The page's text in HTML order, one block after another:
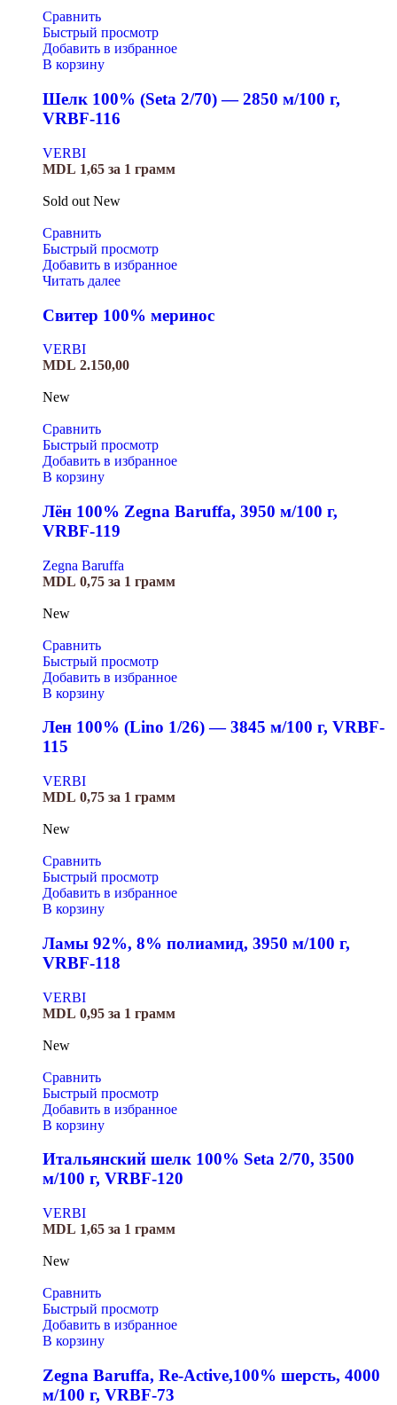
Сравнить
Быстрый просмотр
Добавить в избранное
В корзину
Шелк 100% (Seta 2/70) — 2850 м/100 г,
VRBF-116
VERBI
MDL 1,65 за 1 грамм
Sold out New
Сравнить
Быстрый просмотр
Добавить в избранное
Читать далее
Свитер 100% меринос
VERBI
MDL 2.150,00
New
Сравнить
Быстрый просмотр
Добавить в избранное
В корзину
Лён 100% Zegna Baruffa, 3950 м/100 г,
VRBF-119
Zegna Baruffa
MDL 0,75 за 1 грамм
New
Сравнить
Быстрый просмотр
Добавить в избранное
В корзину
Лен 100% (Lino 1/26) — 3845 м/100 г, VRBF-
115
VERBI
MDL 0,75 за 1 грамм
New
Сравнить
Быстрый просмотр
Добавить в избранное
В корзину
Ламы 92%, 8% полиамид, 3950 м/100 г,
VRBF-118
VERBI
MDL 0,95 за 1 грамм
New
Сравнить
Быстрый просмотр
Добавить в избранное
В корзину
Итальянский шелк 100% Seta 2/70, 3500
м/100 г, VRBF-120
VERBI
MDL 1,65 за 1 грамм
New
Сравнить
Быстрый просмотр
Добавить в избранное
В корзину
Zegna Baruffa, Re-Active,100% шерсть, 4000
м/100 г, VRBF-73